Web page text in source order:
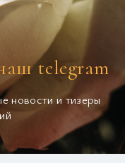
telegram
новости и тизеры